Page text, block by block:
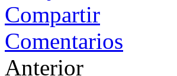
Compartir
Comentarios
Anterior